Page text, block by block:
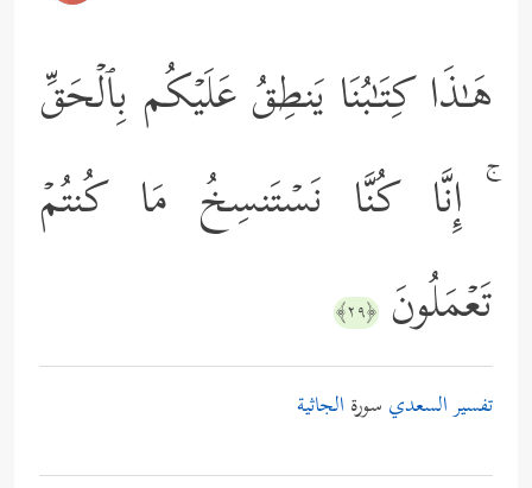
هَـٰذَا كِتَـٰبُنَا یَنطِقُ عَلَیۡكُم بِٱلۡحَقِّ
ۚ إِنَّا كُنَّا نَسۡتَنسِخُ مَا كُنتُمۡ
تَعۡمَلُونَ ﴿٢٩﴾
تفسير السعدي سورة الجاثية